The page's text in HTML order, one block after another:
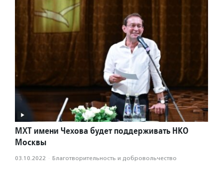
МХТ имени Чехова будет поддерживать НКО
Москвы
03.10.2022 · Благотвори­тель­ность и доброволь­чест­во